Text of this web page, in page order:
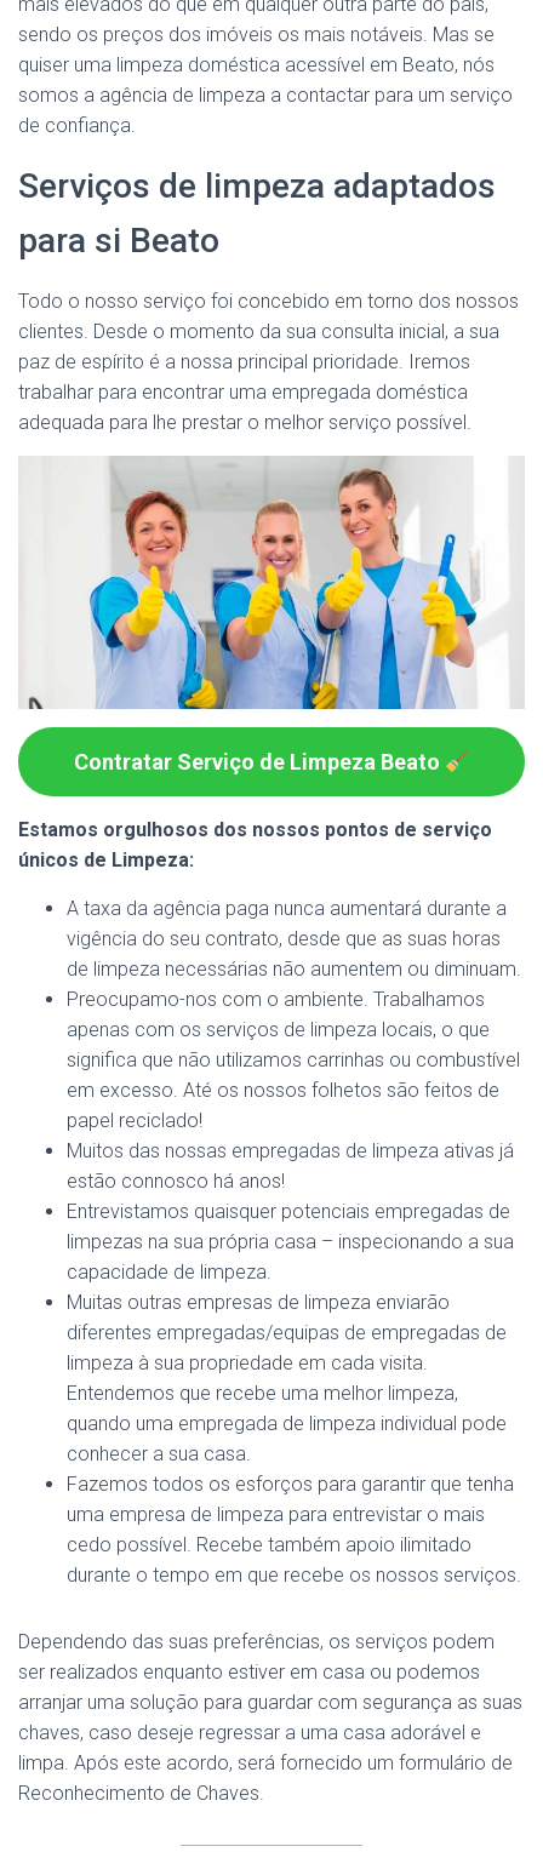
sendo os preços dos imóveis os mais notáveis. Mas se
quiser uma limpeza doméstica acessível em Beato, nós
somos a agência de limpeza a contactar para um serviço
de confiança.
Serviços de limpeza adaptados
para si Beato
Todo o nosso serviço foi concebido em torno dos nossos
clientes. Desde o momento da sua consulta inicial, a sua
paz de espírito é a nossa principal prioridade. Iremos
trabalhar para encontrar uma empregada doméstica
adequada para lhe prestar o melhor serviço possível.
Contratar Serviço de Limpeza Beato
Estamos orgulhosos dos nossos pontos de serviço
únicos de Limpeza:
A taxa da agência paga nunca aumentará durante a
vigência do seu contrato, desde que as suas horas
de limpeza necessárias não aumentem ou diminuam.
Preocupamo-nos com o ambiente. Trabalhamos
apenas com os serviços de limpeza locais, o que
significa que não utilizamos carrinhas ou combustível
em excesso. Até os nossos folhetos são feitos de
papel reciclado!
Muitos das nossas empregadas de limpeza ativas já
estão connosco há anos!
Entrevistamos quaisquer potenciais empregadas de
limpezas na sua própria casa – inspecionando a sua
capacidade de limpeza.
Muitas outras empresas de limpeza enviarão
diferentes empregadas/equipas de empregadas de
limpeza à sua propriedade em cada visita.
Entendemos que recebe uma melhor limpeza,
quando uma empregada de limpeza individual pode
conhecer a sua casa.
Fazemos todos os esforços para garantir que tenha
uma empresa de limpeza para entrevistar o mais
cedo possível. Recebe também apoio ilimitado
durante o tempo em que recebe os nossos serviços.
Dependendo das suas preferências, os serviços podem
ser realizados enquanto estiver em casa ou podemos
arranjar uma solução para guardar com segurança as suas
chaves, caso deseje regressar a uma casa adorável e
limpa. Após este acordo, será fornecido um formulário de
Reconhecimento de Chaves.